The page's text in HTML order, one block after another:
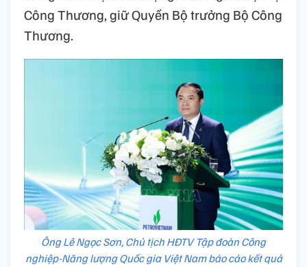
Công Thương, giữ Quyền Bộ trưởng Bộ Công
Thương.
Ông Lê Ngọc Sơn, Chủ tịch HĐTV Tập đoàn Công
nghiệp-Năng lượng Quốc gia Việt Nam báo cáo kết quả